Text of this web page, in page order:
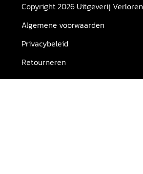
Copyright 2026 Uitgeverij Verloren
Algemene voorwaarden
Privacybeleid
Retourneren